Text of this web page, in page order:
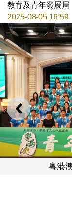
教育及青年發展局
2025-08-05 16:59
上一則